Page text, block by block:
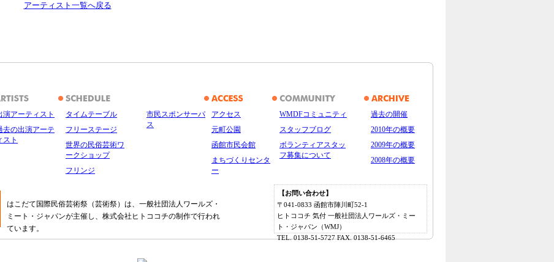
アーティスト一覧へ戻る
演アーティスト
去の出演アーテ
スト
タイムテーブル
フリーステージ
世界の民俗芸術ワ
ークショップ
フリンジ
市民スポンサーパ
ス
アクセス
元町公園
函館市民会館
まちづくりセンタ
ー
WMDFコミュニティ
スタッフブログ
ボランティアスタッ
フ募集について
過去の開催
2010年の概要
2009年の概要
2008年の概要
はこだて国際民俗芸術祭（芸術祭）は、一般社団法人ワールズ・
ミート・ジャパンが主催し、株式会社ヒトココチの制作で行われ
ています。
【お問い合わせ】
〒041-0833 函館市陣川町52-1
ヒトココチ 気付 一般社団法人ワールズ・ミー
ト・ジャパン（WMJ）
TEL. 0138-51-5727 FAX. 0138-51-6465